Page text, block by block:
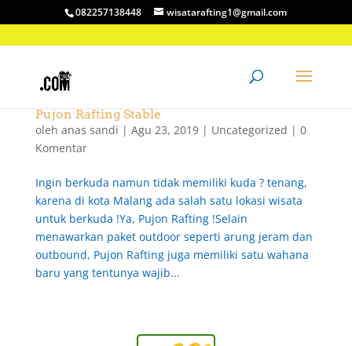
082257138448 wisatarafting1@gmail.com
Pujon Rafting Stable
oleh anas sandi | Agu 23, 2019| Uncategorized | 0
Komentar
Ingin berkuda namun tidak memiliki kuda ? tenang,
karena di kota Malang ada salah satu lokasi wisata
untuk berkuda !Ya, Pujon Rafting !Selain
menawarkan paket outdoor seperti arung jeram dan
outbound, Pujon Rafting juga memiliki satu wahana
baru yang tentunya wajib...